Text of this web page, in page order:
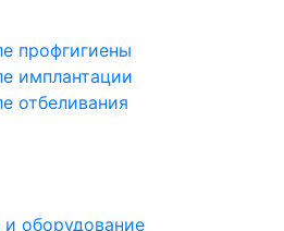
профгигиены
имплантации
отбеливания
и оборудование